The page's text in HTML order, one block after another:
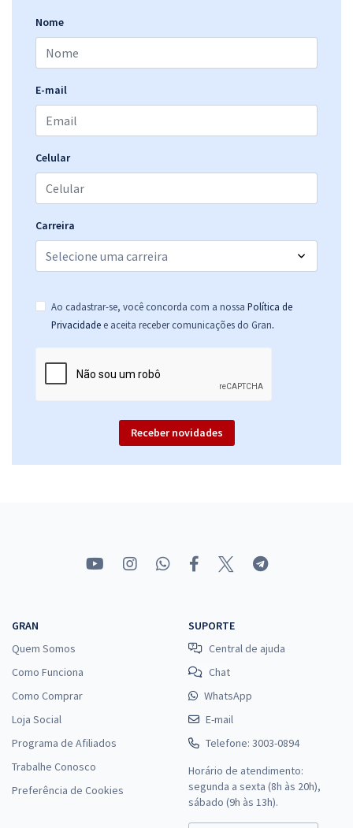
Nome
E-mail
Celular
Carreira
Ao cadastrar-se, você concorda com a nossa Política de
Privacidade e aceita receber comunicações do Gran.
Receber novidades
GRAN
Quem Somos
Como Funciona
Como Comprar
Loja Social
Programa de Afiliados
Trabalhe Conosco
Preferência de Cookies
SUPORTE
Central de ajuda
Chat
WhatsApp
E-mail
Telefone: 3003-0894
Horário de atendimento:
segunda a sexta (8h às 20h),
sábado (9h às 13h).